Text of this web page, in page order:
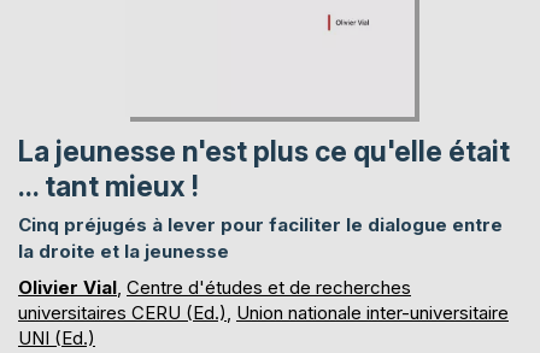
La jeunesse n'est plus ce qu'elle était
... tant mieux !
Cinq préjugés à lever pour faciliter le dialogue entre
la droite et la jeunesse
Olivier Vial, Centre d'études et de recherches
universitaires CERU (Ed.), Union nationale inter-universitaire
UNI (Ed.)